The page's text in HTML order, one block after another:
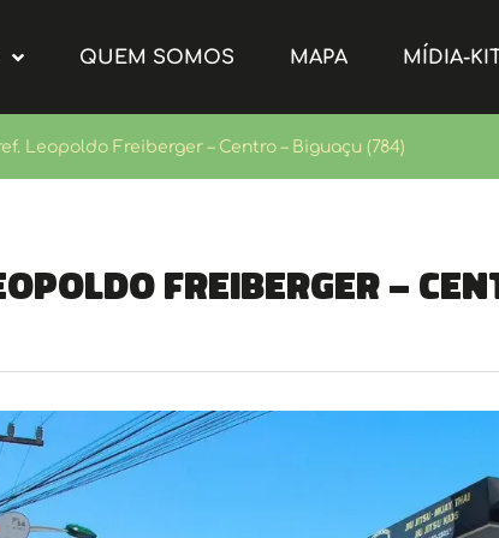
QUEM SOMOS MAPA MÍDIA-KIT
Leopoldo Freiberger – Centro – Biguaçu (784)
Freiberger –